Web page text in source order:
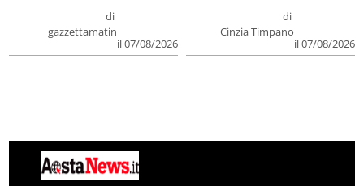
di
gazzettamatin
il 07/08/2026
di
Cinzia Timpano
il 07/08/2026